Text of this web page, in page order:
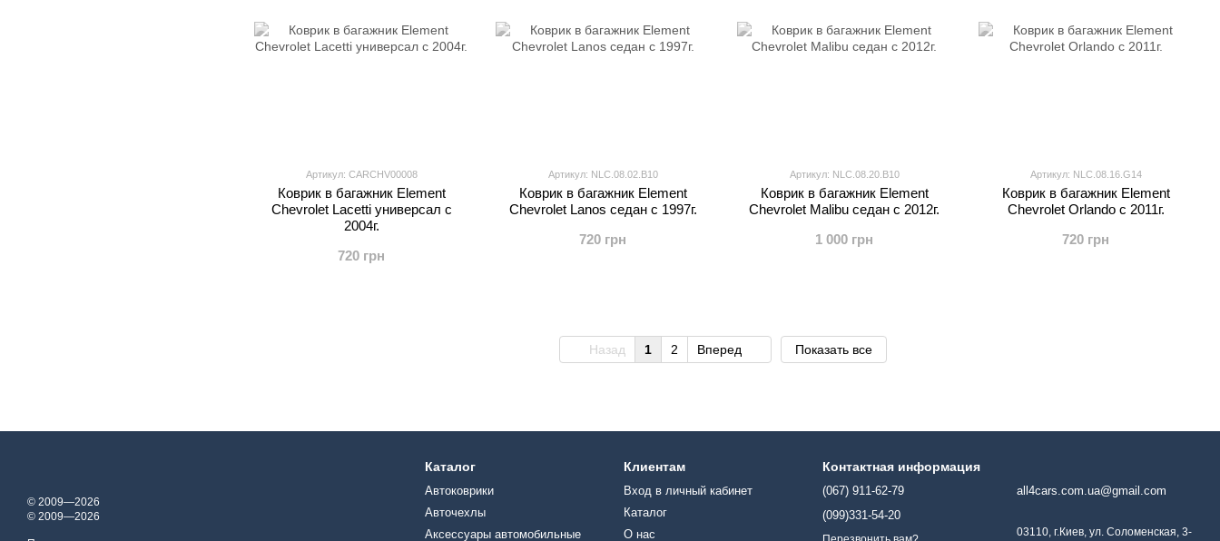
Артикул: CARCHV00008
Коврик в багажник Element
Chevrolet Lacetti универсал с
2004г.
720 грн
Артикул: NLC.08.02.B10
Коврик в багажник Element
Chevrolet Lanos седан с 1997г.
720 грн
Артикул: NLC.08.20.B10
Коврик в багажник Element
Chevrolet Malibu седан с 2012г.
1 000 грн
Артикул: NLC.08.16.G14
Коврик в багажник Element
Chevrolet Orlando с 2011г.
720 грн
Назад 1 2 Вперед Показать все
© 2009—2026
© 2009—2026
Каталог
Автоковрики
Авточехлы
Аксессуары автомобильные
Клиентам
Вход в личный кабинет
Каталог
О нас
Контактная информация
(067) 911-62-79
(099)331-54-20
all4cars.com.ua@gmail.com
03110, г.Киев, ул. Соломенская, 3-